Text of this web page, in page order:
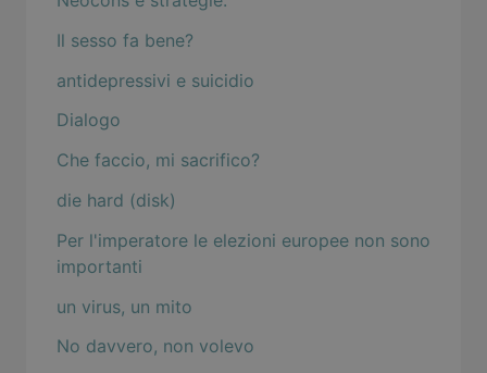
Il sesso fa bene?
antidepressivi e suicidio
Dialogo
Che faccio, mi sacrifico?
die hard (disk)
Per l'imperatore le elezioni europee non sono
importanti
un virus, un mito
No davvero, non volevo